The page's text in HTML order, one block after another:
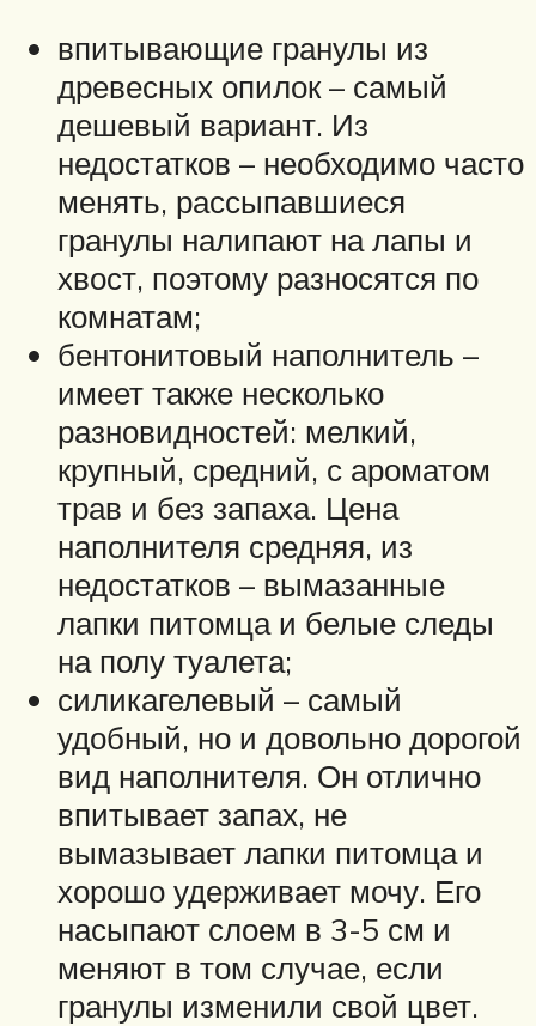
впитывающие гранулы из
древесных опилок – самый
дешевый вариант. Из
недостатков – необходимо часто
менять, рассыпавшиеся
гранулы налипают на лапы и
хвост, поэтому разносятся по
комнатам;
бентонитовый наполнитель –
имеет также несколько
разновидностей: мелкий,
крупный, средний, с ароматом
трав и без запаха. Цена
наполнителя средняя, из
недостатков – вымазанные
лапки питомца и белые следы
на полу туалета;
силикагелевый – самый
удобный, но и довольно дорогой
вид наполнителя. Он отлично
впитывает запах, не
вымазывает лапки питомца и
хорошо удерживает мочу. Его
насыпают слоем в 3-5 см и
меняют в том случае, если
гранулы изменили свой цвет.